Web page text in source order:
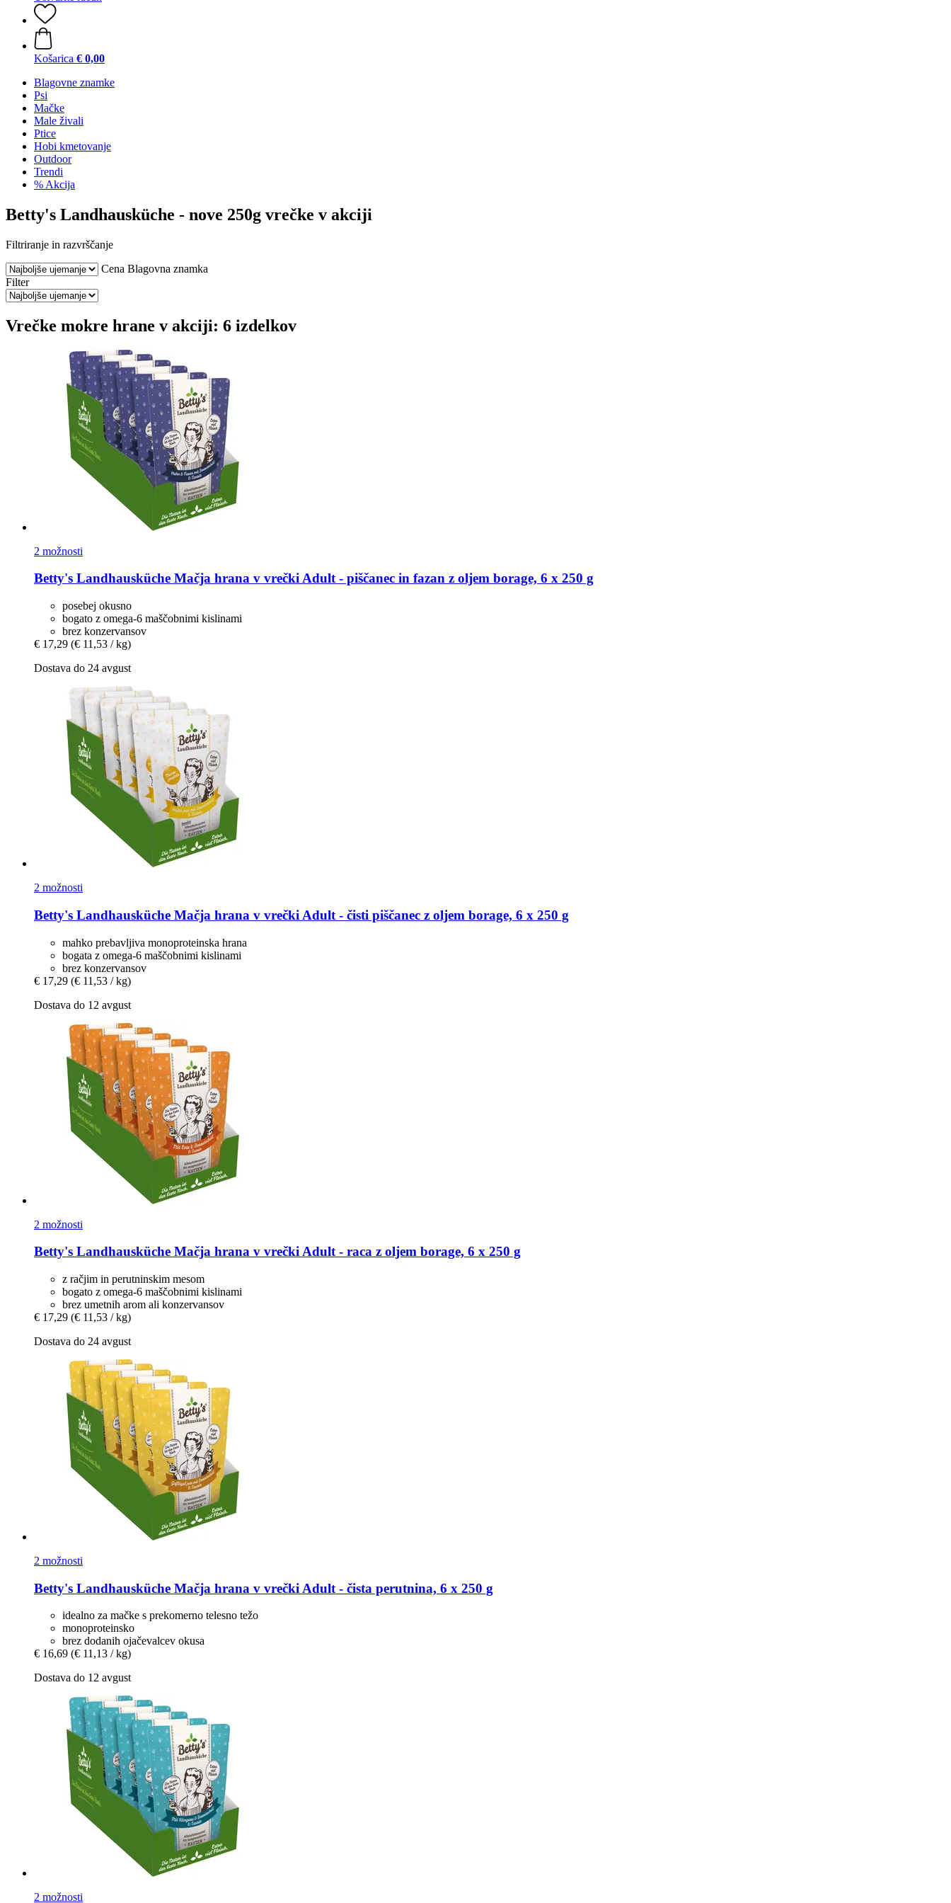
Košarica € 0,00
Blagovne znamke
Psi
Mačke
Male živali
Ptice
Hobi kmetovanje
Outdoor
Trendi
% Akcija
Betty's Landhausküche - nove 250g vrečke v akciji
Filtriranje in razvrščanje
Cena Blagovna znamka
Filter
Vrečke mokre hrane v akciji: 6 izdelkov
2 možnosti
Betty's Landhausküche Mačja hrana v vrečki Adult -​ piščanec in fazan z oljem borage, 6 x 250 g
posebej okusno
bogato z omega-6 maščobnimi kislinami
brez konzervansov
€ 17,29 (€ 11,53 / kg)
Dostava do 24 avgust
2 možnosti
Betty's Landhausküche Mačja hrana v vrečki Adult -​ čisti piščanec z oljem borage, 6 x 250 g
mahko prebavljiva monoproteinska hrana
bogata z omega-6 maščobnimi kislinami
brez konzervansov
€ 17,29 (€ 11,53 / kg)
Dostava do 12 avgust
2 možnosti
Betty's Landhausküche Mačja hrana v vrečki Adult -​ raca z oljem borage, 6 x 250 g
z račjim in perutninskim mesom
bogato z omega-6 maščobnimi kislinami
brez umetnih arom ali konzervansov
€ 17,29 (€ 11,53 / kg)
Dostava do 24 avgust
2 možnosti
Betty's Landhausküche Mačja hrana v vrečki Adult -​ čista perutnina, 6 x 250 g
idealno za mačke s prekomerno telesno težo
monoproteinsko
brez dodanih ojačevalcev okusa
€ 16,69 (€ 11,13 / kg)
Dostava do 12 avgust
2 možnosti